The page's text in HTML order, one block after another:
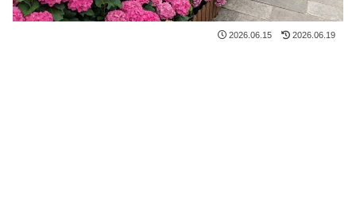
2026.06.15 2026.06.19